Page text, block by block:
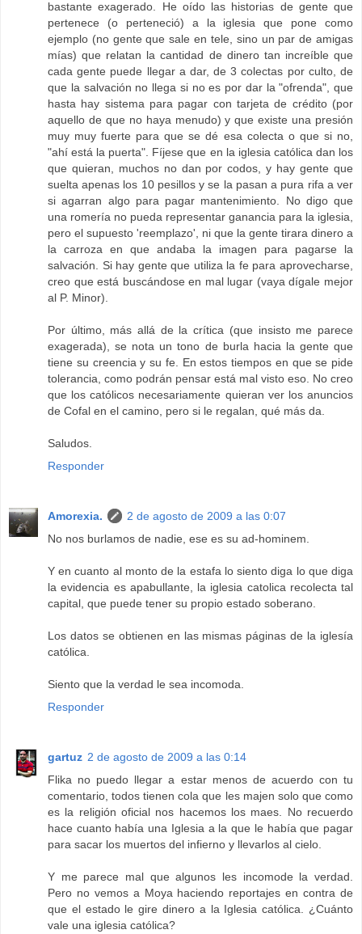
bastante exagerado. He oído las historias de gente que
pertenece (o perteneció) a la iglesia que pone como
ejemplo (no gente que sale en tele, sino un par de amigas
mías) que relatan la cantidad de dinero tan increíble que
cada gente puede llegar a dar, de 3 colectas por culto, de
que la salvación no llega si no es por dar la "ofrenda", que
hasta hay sistema para pagar con tarjeta de crédito (por
aquello de que no haya menudo) y que existe una presión
muy muy fuerte para que se dé esa colecta o que si no,
"ahí está la puerta". Fíjese que en la iglesia católica dan los
que quieran, muchos no dan por codos, y hay gente que
suelta apenas los 10 pesillos y se la pasan a pura rifa a ver
si agarran algo para pagar mantenimiento. No digo que
una romería no pueda representar ganancia para la iglesia,
pero el supuesto 'reemplazo', ni que la gente tirara dinero a
la carroza en que andaba la imagen para pagarse la
salvación. Si hay gente que utiliza la fe para aprovecharse,
creo que está buscándose en mal lugar (vaya dígale mejor
al P. Minor).
Por último, más allá de la crítica (que insisto me parece
exagerada), se nota un tono de burla hacia la gente que
tiene su creencia y su fe. En estos tiempos en que se pide
tolerancia, como podrán pensar está mal visto eso. No creo
que los católicos necesariamente quieran ver los anuncios
de Cofal en el camino, pero si le regalan, qué más da.
Saludos.
Responder
Amorexia.
2 de agosto de 2009 a las 0:07
No nos burlamos de nadie, ese es su ad-hominem.
Y en cuanto al monto de la estafa lo siento diga lo que diga
la evidencia es apabullante, la iglesia catolica recolecta tal
capital, que puede tener su propio estado soberano.
Los datos se obtienen en las mismas páginas de la iglesía
católica.
Siento que la verdad le sea incomoda.
Responder
gartuz 2 de agosto de 2009 a las 0:14
Flika no puedo llegar a estar menos de acuerdo con tu
comentario, todos tienen cola que les majen solo que como
es la religión oficial nos hacemos los maes. No recuerdo
hace cuanto había una Iglesia a la que le había que pagar
para sacar los muertos del infierno y llevarlos al cielo.
Y me parece mal que algunos les incomode la verdad.
Pero no vemos a Moya haciendo reportajes en contra de
que el estado le gire dinero a la Iglesia católica. ¿Cuánto
vale una iglesia católica?